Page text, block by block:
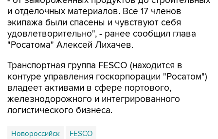
и отделочных материалов. Все 17 членов
экипажа были спасены и чувствуют себя
удовлетворительно", - ранее сообщил глава
"Росатома" Алексей Лихачев.
Транспортная группа FESCO (находится в
контуре управления госкорпорации "Росатом")
владеет активами в сфере портового,
железнодорожного и интегрированного
логистического бизнеса.
Новороссийск FESCO